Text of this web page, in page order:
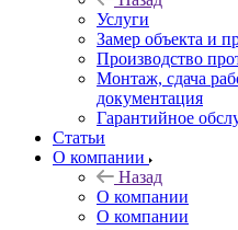
Услуги
Замер объекта и
Производство
Монтаж, сдача
документация
Гарантийное
Статьи
О компании
Назад
О компании
О компании